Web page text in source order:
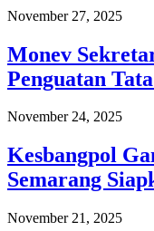
November 27, 2025
Monev
Penguatan
November 24, 2025
Kesbangpol
Semarang
November 21, 2025